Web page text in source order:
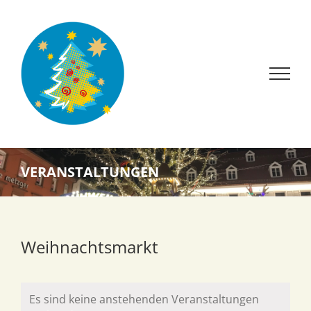
springen
VERANSTALTUNGEN
Weihnachtsmarkt
Es sind keine anstehenden Veranstaltungen